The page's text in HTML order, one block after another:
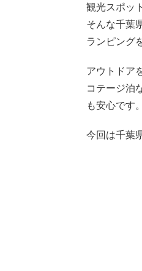
観光スポッ
そんな千葉
ランピング
アウトドア
コテージ泊
も安心です。
今回は千葉